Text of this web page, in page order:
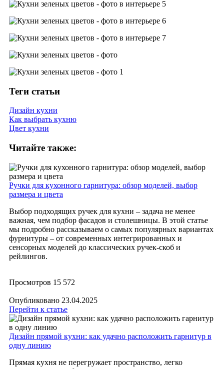
Теги статьи
Дизайн кухни
Как выбрать кухню
Цвет кухни
Читайте также:
Ручки для кухонного гарнитура: обзор моделей, выбор
размера и цвета
Выбор подходящих ручек для кухни – задача не менее
важная, чем подбор фасадов и столешницы. В этой статье
мы подробно рассказываем о самых популярных вариантах
фурнитуры – от современных интегрированных и
сенсорных моделей до классических ручек-скоб и
рейлингов.
Просмотров 15 572
Опубликовано 23.04.2025
Перейти к статье
​Дизайн прямой кухни: как удачно расположить гарнитур в
одну линию
Прямая кухня не перегружает пространство, легко